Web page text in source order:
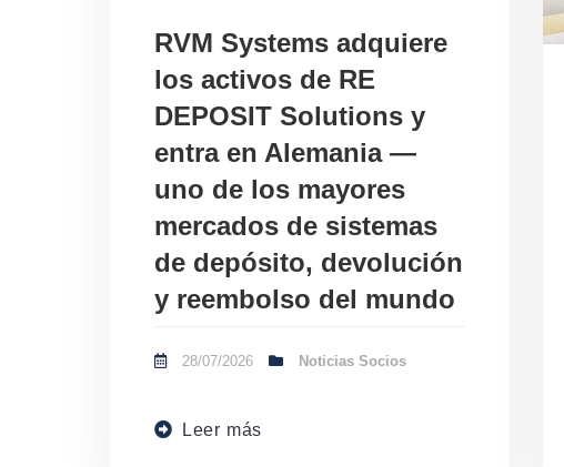
RVM Systems adquiere
los activos de RE
DEPOSIT Solutions y
entra en Alemania —
uno de los mayores
mercados de sistemas
de depósito, devolución
y reembolso del mundo
28/07/2026 Noticias Socios
Leer más